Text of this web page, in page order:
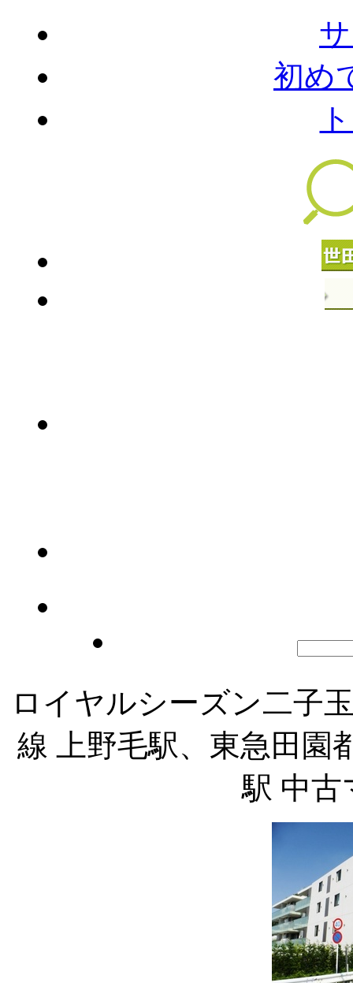
初め
ロイヤルシーズン二子
線 上野毛駅、東急田園
駅 中古